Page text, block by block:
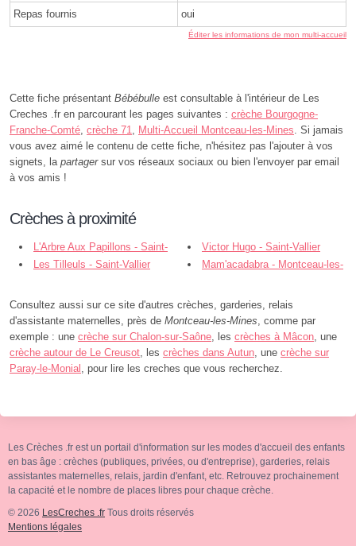
Repas fournis oui
Éditer les informations de mon multi-accueil
Cette fiche présentant Bébébulle est consultable à l'intérieur de Les
Creches .fr en parcourant les pages suivantes : crèche Bourgogne-
Franche-Comté, crèche 71, Multi-Accueil Montceau-les-Mines. Si jamais
vous avez aimé le contenu de cette fiche, n'hésitez pas l'ajouter à vos
signets, la partagersur vos réseaux sociaux ou bien l'envoyer par email
à vos amis !
Crèches à proximité
L'Arbre Aux Papillons - Saint-
Vallier
Victor Hugo - Saint-Vallier
Les Tilleuls - Saint-Vallier
Mam'acadabra - Montceau-les-
Consultez aussi sur ce site d'autres crèches, garderies, relais
d'assistante maternelles, près de Montceau-les-Mines, comme par
exemple : une crèche sur Chalon-sur-Saône, les crèches à Mâcon, une
crèche autour de Le Creusot, les crèches dans Autun, une crèche sur
Paray-le-Monial , pour lire les creches que vous recherchez.
Les Crèches .fr est un portail d'information sur les modes d'accueil des enfants
en bas âge : crèches (publiques, privées, ou d'entreprise), garderies, relais
assistantes maternelles, relais, jardin d'enfant, etc. Retrouvez prochainement
la capacité et le nombre de places libres pour chaque crèche.
© 2026 LesCreches .fr Tous droits réservés
Mentions légales